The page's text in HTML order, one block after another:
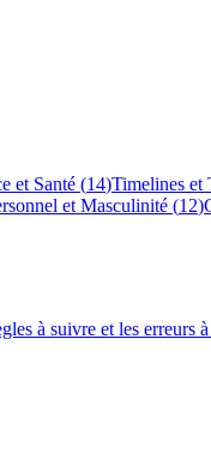
et Santé (14)Timelines et
et Masculinité (12)
à suivre et les erreurs